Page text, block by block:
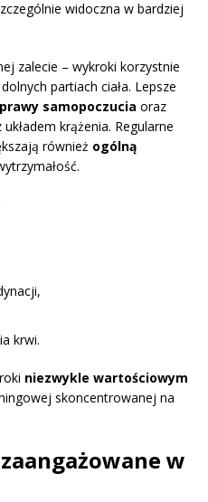
widoczna w bardziej
zalecie – wykroki korzystnie
partiach ciała. Lepsze
samopoczucia oraz
krążenia. Regularne
również ogólną
krwi.
niezwykle wartościowym
skoncentrowanej na
w